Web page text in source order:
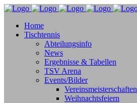
Home
Tischtennis
Abteilungsinfo
News
Ergebnisse & Tabellen
TSV Arena
Events/Bilder
Vereinsmeisterschaften
Weihnachtsfeiern